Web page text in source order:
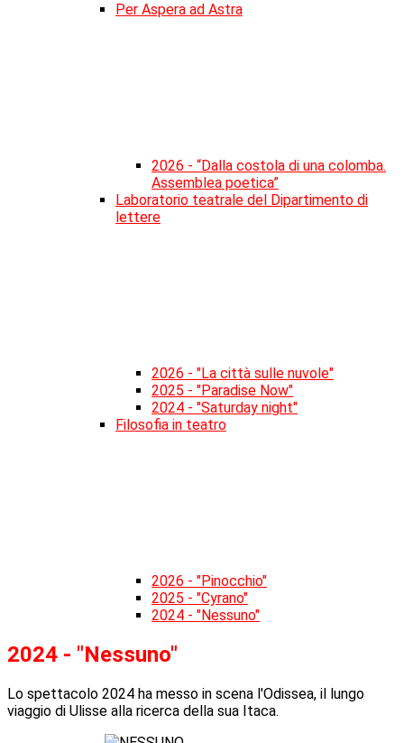
Per Aspera ad Astra
2026 - “Dalla costola di una colomba.
Assemblea poetica”
Laboratorio teatrale del Dipartimento di
lettere
2026 - "La città sulle nuvole"
2025 - "Paradise Now"
2024 - "Saturday night"
Filosofia in teatro
2026 - "Pinocchio"
2025 - "Cyrano"
2024 - "Nessuno"
2024 - "Nessuno"
Lo spettacolo 2024 ha messo in scena l'Odissea, il lungo
viaggio di Ulisse alla ricerca della sua Itaca.